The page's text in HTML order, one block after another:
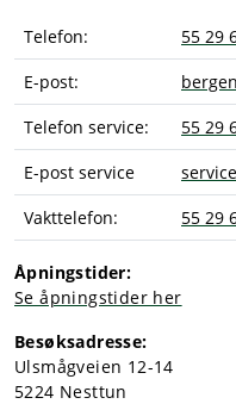
Telefon:
55 29
E-post:
Telefon service:
55 29
E-post service
Vakttelefon:
55 29
Åpningstider:
Se åpningstider her
Besøksadresse:
Ulsmågveien 12-14
5224 Nesttun
Service
OUTLET
Løsninger
Kontakt